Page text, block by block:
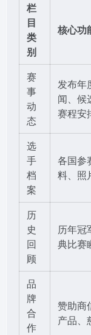
栏
目
类
别
核心功
赛
事
动
态
发布年
闻、候
赛程安
选
手
档
案
各国参
料、照
历
史
回
顾
历年冠
典比赛
品
牌
合
作
赞助商
产品、